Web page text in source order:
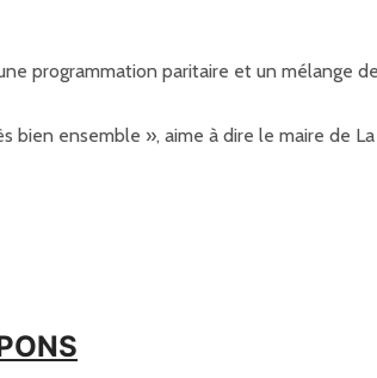
programmation paritaire et un mélange
ensemble », aime à dire le maire de